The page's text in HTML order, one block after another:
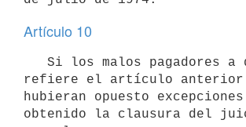
Artículo 10
refiere el artículo anterior
hubieran opuesto
obtenido la clausura del